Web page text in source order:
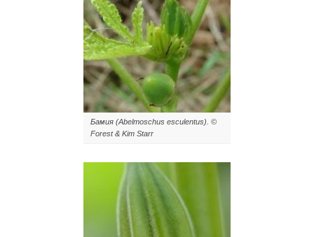
Бамия (Abelmoschus esculentus). ©
Forest & Kim Starr